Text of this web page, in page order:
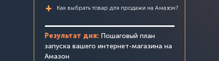
Как выбрать товар для продажи на Амазон?
+
Результат дня: Пошаговый план
запуска вашего интернет-магазина на
Амазон